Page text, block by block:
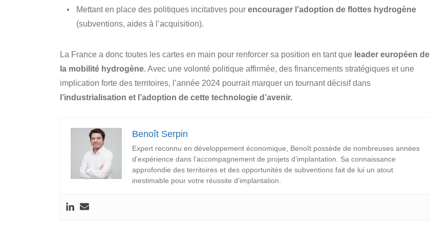
Mettant en place des politiques incitatives pour encourager l’adoption de flottes hydrogène
(subventions, aides à l’acquisition).
La France a donc toutes les cartes en main pour renforcer sa position en tant que leader européen de
la mobilité hydrogène. Avec une volonté politique affirmée, des financements stratégiques et une
implication forte des territoires, l’année 2024 pourrait marquer un tournant décisif dans
l’industrialisation et l’adoption de cette technologie d’avenir.
Benoît Serpin
Expert reconnu en développement économique, Benoît possède de nombreuses années
d’expérience dans l’accompagnement de projets d’implantation. Sa connaissance
approfondie des territoires et des opportunités de subventions fait de lui un atout
inestimable pour votre réussite d’implantation.